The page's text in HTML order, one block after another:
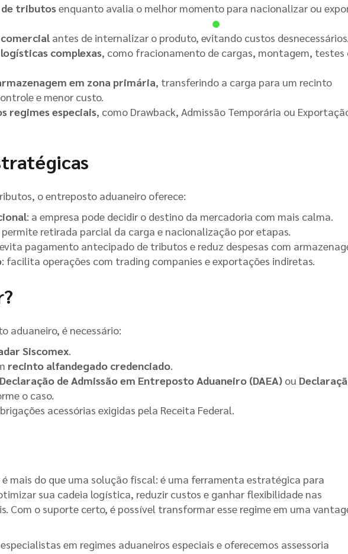
de tributosenquanto avalia o melhor momento para nacionalizar ou
antes de internalizar o produto, evitando custos desnecessários.
complexas , como fracionamento de cargas, montagem, testes
em zona primária , transferindo a carga para um recinto
e menor custo.
regimes especiais , como Drawback, Admissão Temporária ou
o entreposto aduaneiro oferece:
: a empresa pode decidir o destino da mercadoria com mais calma.
permite retirada parcial da carga e nacionalização por etapas.
pagamento antecipado de tributos e reduz despesas com
: facilita operações com trading companies e exportações indiretas.
aduaneiro, é necessário:
Siscomex
recinto alfandegado credenciado
Declaração de Admissão em Entreposto Aduaneiro (DAEA) ou
o caso.
acessórias exigidas pela Receita Federal.
mais do que uma solução fiscal: é uma ferramenta estratégica para
sua cadeia logística, reduzir custos e ganhar flexibilidade nas
Com o suporte certo, é possível transformar esse regime em uma
em regimes aduaneiros especiais e oferecemos assessoria